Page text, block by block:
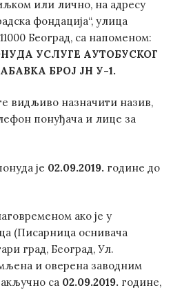
или лично, на адресу
фондација“, улица
Београд, са напоменом:
УСЛУГЕ АУТОБУСКОГ
БРОЈ ЈН У-1.
видљиво назначити назив,
понуђача и лице за
је 02.09.2019. године до
ако је у
(Писарница оснивача
град, Београд, Ул.
и оверена заводним
са 02.09.2019. године,